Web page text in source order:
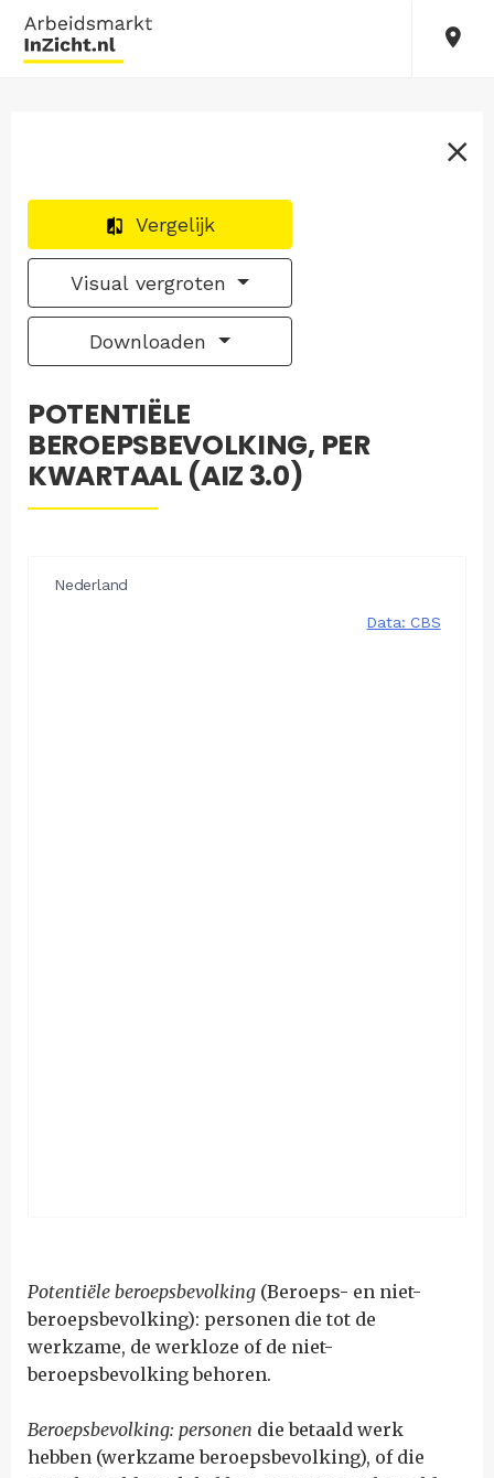
Vergelijk
Visual vergroten
Downloaden
POTENTIËLE
BEROEPSBEVOLKING, PER
KWARTAAL (AIZ 3.0)
Potentiële beroepsbevolking (Beroeps- en niet-
beroepsbevolking): personen die tot de
werkzame, de werkloze of de niet-
beroepsbevolking behoren.
Beroepsbevolking: personen die betaald werk
hebben (werkzame beroepsbevolking), of die